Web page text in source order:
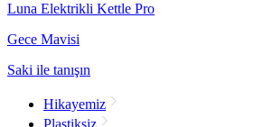
Luna Elektrikli Kettle Pro
Gece Mavisi
Saki ile tanışın
Hikayemiz
Plastiksiz